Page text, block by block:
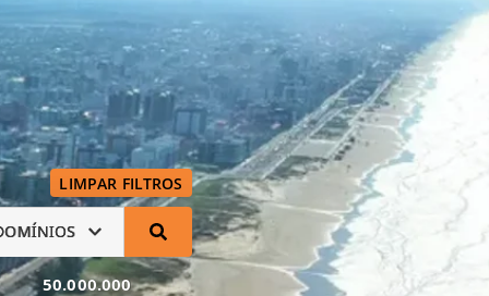
LIMPAR FILTROS
50.000.000